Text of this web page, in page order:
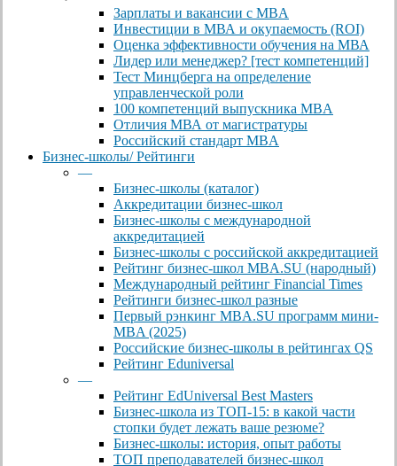
Зарплаты и вакансии с MBA
Инвестиции в МВА и окупаемость (ROI)
Оценка эффективности обучения на МВА
Лидер или менеджер? [тест компетенций]
Тест Минцберга на определение
управленческой роли
100 компетенций выпускника MBA
Отличия МВА от магистратуры
Российский стандарт MBA
Бизнес-школы/ Рейтинги
—
Бизнес-школы (каталог)
Аккредитации бизнес-школ
Бизнес-школы с международной
аккредитацией
Бизнес-школы с российской аккредитацией
Рейтинг бизнес-школ MBA.SU (народный)
Международный рейтинг Financial Times
Рейтинги бизнес-школ разные
Первый рэнкинг MBA.SU программ мини-
MBA (2025)
Российские бизнес-школы в рейтингах QS
Рейтинг Eduniversal
—
Рейтинг EdUniversal Best Masters
Бизнес-школа из ТОП-15: в какой части
стопки будет лежать ваше резюме?
Бизнес-школы: история, опыт работы
ТОП преподавателей бизнес-школ